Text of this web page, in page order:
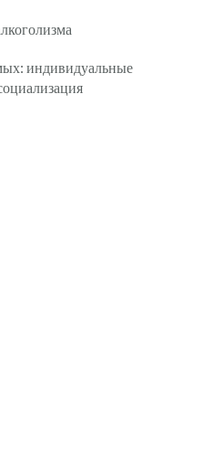
индивидуальные